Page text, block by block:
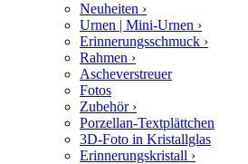
Neuheiten ›
Urnen | Mini-Urnen ›
Erinnerungsschmuck ›
Rahmen ›
Ascheverstreuer
Fotos
Zubehör ›
Porzellan-Textplättchen
3D-Foto in Kristallglas
Erinnerungskristall ›